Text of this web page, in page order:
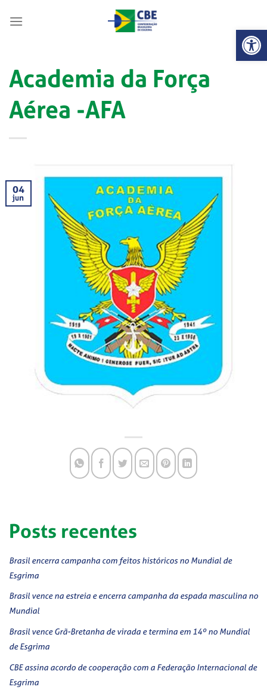
Abrir
Academia da Força
Aérea -AFA
04
jun
Posts recentes
Brasil encerra campanha com feitos históricos no Mundial de
Esgrima
Brasil vence na estreia e encerra campanha da espada masculina no
Mundial
Brasil vence Grã-Bretanha de virada e termina em 14º no Mundial
de Esgrima
CBE assina acordo de cooperação com a Federação Internacional de
Esgrima